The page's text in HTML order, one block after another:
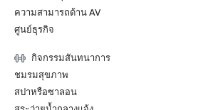
ความสามารถด้าน AV
ศูนย์ธุรกิจ
กิจกรรมสันทนาการ
ชมรมสุขภาพ
สปาหรือซาลอน